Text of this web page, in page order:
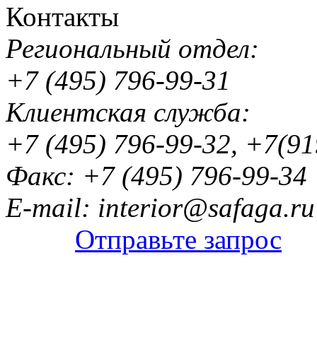
Контакты
Региональный отдел:
+7 (495) 796-99-31
Клиентская служба:
+7 (495) 796-99-32,
Факс: +7 (495) 796-99-34
E-mail: interior@safaga.ru
Отправьте запрос